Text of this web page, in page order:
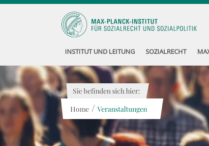
INSTITUT UND LEITUNG SOZIALRECHT
Sie befinden sich hier:
Home / Veranstaltungen